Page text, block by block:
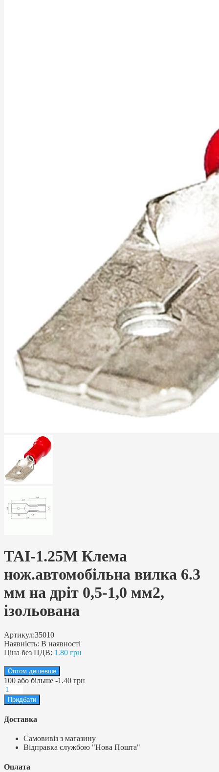
TAI-1.25M Клема
нож.автомобільна вилка 6.3
мм на дріт 0,5-1,0 мм2,
ізольована
Артикул:35010
Наявність: В наявності
Ціна без ПДВ: 1.80 грн
Оптом дешевше
100 або більше -1.40 грн
Доставка
Самовивіз з магазину
Відправка службою "Нова Пошта"
Оплата